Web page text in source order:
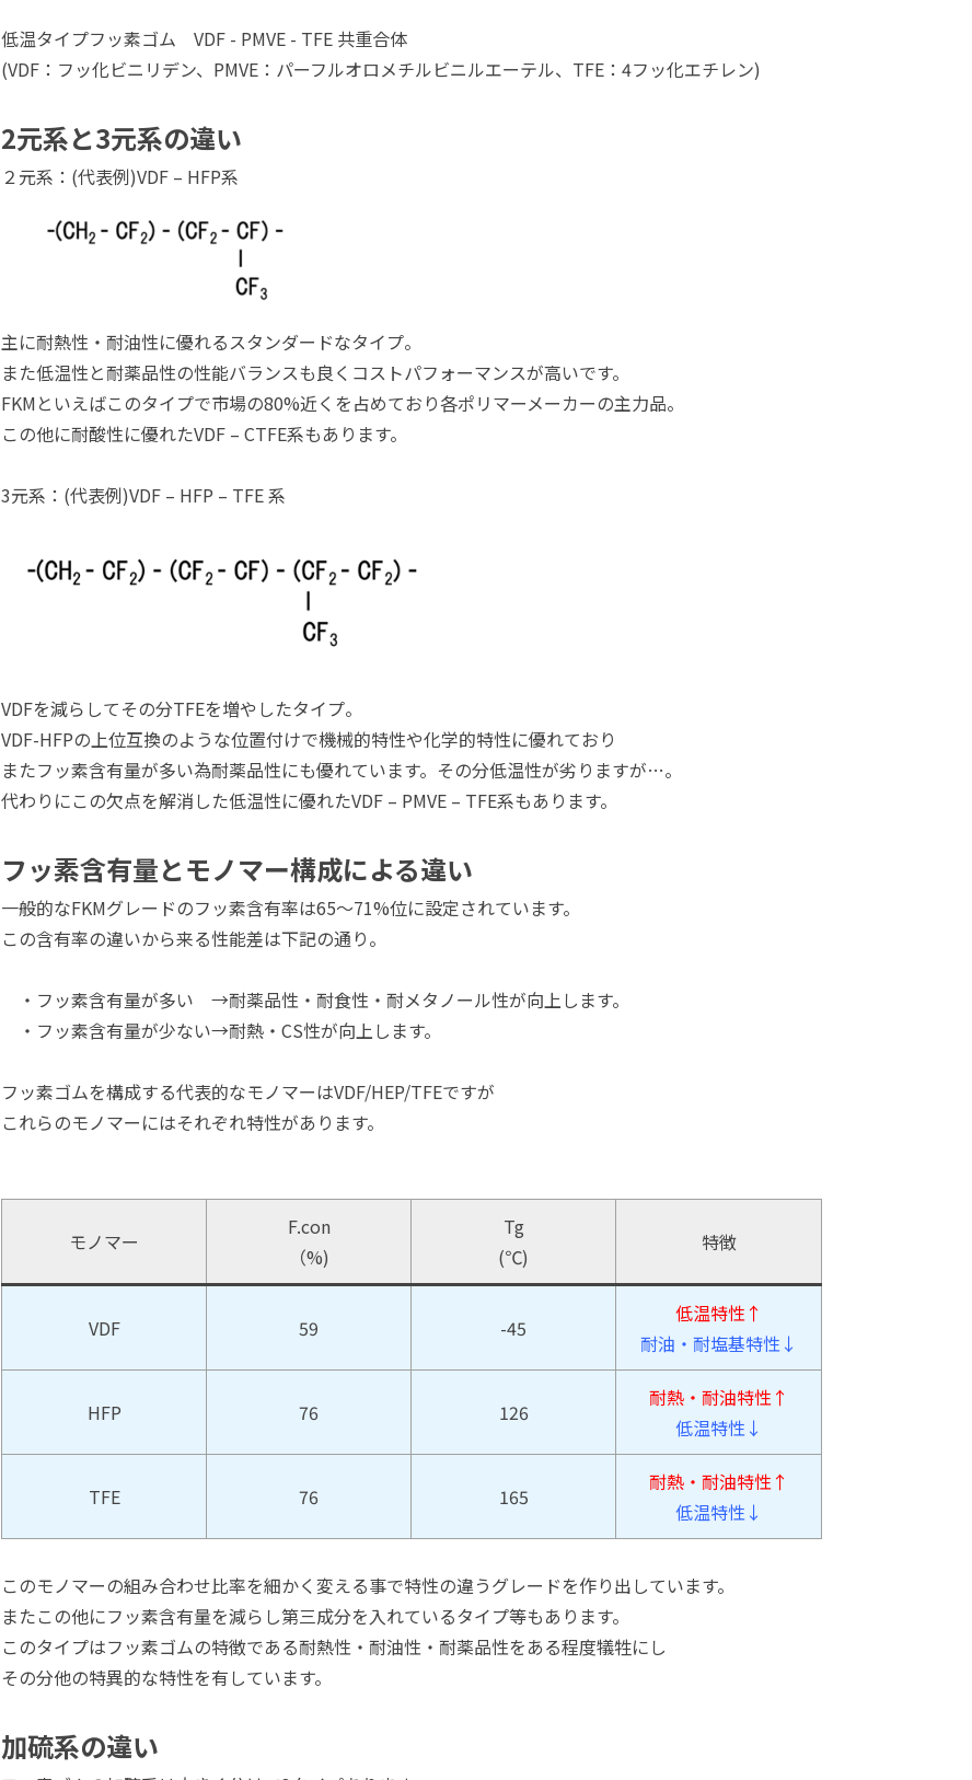
低温タイプフッ素ゴム VDF - PMVE - TFE 共重合体
(VDF：フッ化ビニリデン、PMVE：パーフルオロメチルビニルエーテル、TFE：4フッ化エチレン)
2元系と3元系の違い
２元系：(代表例)VDF – HFP系
主に耐熱性・耐油性に優れるスタンダードなタイプ。
また低温性と耐薬品性の性能バランスも良くコストパフォーマンスが高いです。
FKMといえばこのタイプで市場の80%近くを占めており各ポリマーメーカーの主力品。
この他に耐酸性に優れたVDF – CTFE系もあります。
3元系：(代表例)VDF – HFP – TFE 系
VDFを減らしてその分TFEを増やしたタイプ。
VDF-HFPの上位互換のような位置付けで機械的特性や化学的特性に優れており
またフッ素含有量が多い為耐薬品性にも優れています。その分低温性が劣りますが…。
代わりにこの欠点を解消した低温性に優れたVDF – PMVE – TFE系もあります。
フッ素含有量とモノマー構成による違い
一般的なFKMグレードのフッ素含有率は65～71%位に設定されています。
この含有率の違いから来る性能差は下記の通り。
・フッ素含有量が多い →耐薬品性・耐食性・耐メタノール性が向上します。
・フッ素含有量が少ない→耐熱・CS性が向上します。
フッ素ゴムを構成する代表的なモノマーはVDF/HEP/TFEですが
これらのモノマーにはそれぞれ特性があります。
モノマー
F.con
（%)
Tg
(℃)
特徴
VDF 59 -45
低温特性↑
耐油・耐塩基特性↓
HFP 76 126
耐熱・耐油特性↑
低温特性↓
TFE 76 165
耐熱・耐油特性↑
低温特性↓
このモノマーの組み合わせ比率を細かく変える事で特性の違うグレードを作り出しています。
またこの他にフッ素含有量を減らし第三成分を入れているタイプ等もあります。
このタイプはフッ素ゴムの特徴である耐熱性・耐油性・耐薬品性をある程度犠牲にし
その分他の特異的な特性を有しています。
加硫系の違い